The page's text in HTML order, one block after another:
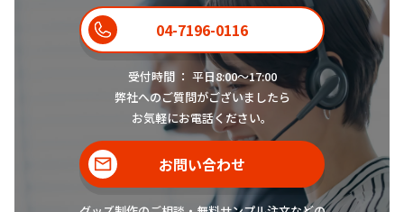
04-7196-0116
受付時間 ： 平日8:00〜17:00
弊社へのご質問がございましたら
お気軽にお電話ください。
お問い合わせ